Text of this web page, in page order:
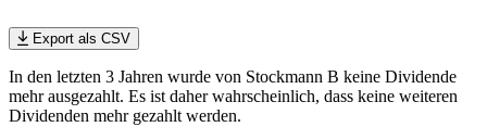
Export als CSV
In den letzten 3 Jahren wurde von Stockmann B keine Dividende
mehr ausgezahlt. Es ist daher wahrscheinlich, dass keine weiteren
Dividenden mehr gezahlt werden.